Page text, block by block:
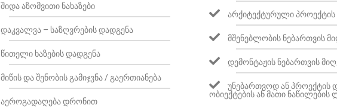
ᲨᲘᲓᲐ ᲐᲖᲝᲛᲕᲘᲗᲘ ᲜᲐᲮᲐᲖᲔᲑᲘ
ᲓᲐᲙᲕᲐᲚᲕᲐ – ᲡᲐᲖᲦᲕᲠᲔᲑᲘᲡ ᲓᲐᲓᲒᲔᲜᲐ
ᲬᲘᲗᲔᲚᲘ ᲮᲐᲖᲔᲑᲘᲡ ᲓᲐᲓᲒᲔᲜᲐ
ᲛᲘᲬᲘᲡ ᲓᲐ ᲨᲔᲜᲝᲑᲘᲡ ᲒᲐᲛᲘᲯᲕᲜᲐ / ᲒᲐᲔᲠᲗᲘᲐᲜᲔᲑᲐ
ᲐᲔᲠᲝᲒᲐᲓᲐᲦᲔᲑᲐ ᲓᲠᲝᲜᲘᲗ
ᲐᲠᲥᲘᲢᲔᲥᲢᲣᲠᲣᲚᲘ ᲞᲠᲝᲔᲥᲢᲘᲡ
ᲛᲨᲔᲜᲔᲑᲚᲝᲑᲘᲡ ᲜᲔᲑᲐᲠᲗᲕᲘᲡ
ᲓᲔᲛᲝᲜᲢᲐᲟᲘᲡ ᲜᲔᲑᲐᲠᲗᲕᲘᲡ
ᲣᲜᲔᲑᲐᲠᲗᲕᲝᲓ ᲐᲜ ᲞᲠᲝᲔᲥᲢᲘᲡ
ᲝᲑᲘᲔᲥᲢᲔᲑᲘᲡ ᲐᲜ ᲛᲐᲗᲘ ᲜᲐᲬᲘᲚᲔᲑᲘᲡ